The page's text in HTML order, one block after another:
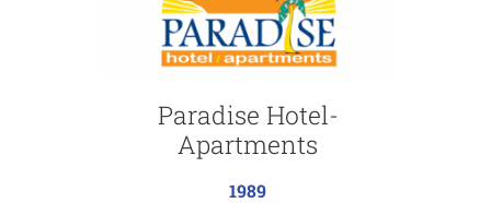
Paradise Hotel-
Apartments
1989